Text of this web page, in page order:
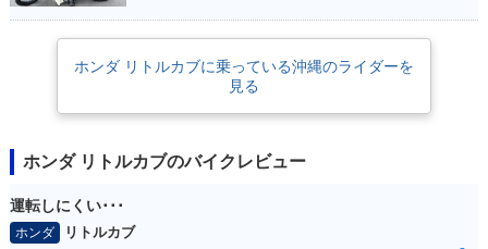
ホンダ リトルカブに乗っている沖縄のライダーを
見る
ホンダ リトルカブのバイクレビュー
運転しにくい･･･
ホンダ
リトルカブ